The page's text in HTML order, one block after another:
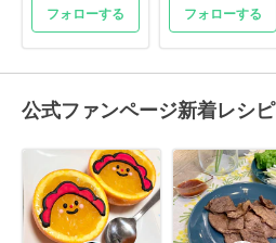
フォローする フォローする
公式ファンページ新着レシピ